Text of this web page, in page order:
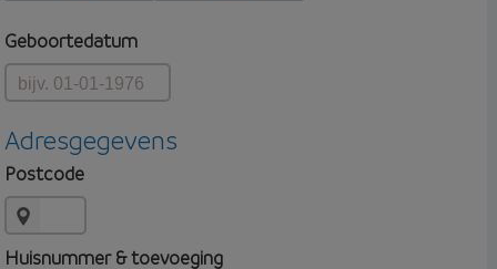
Geboortedatum
Adresgegevens
Postcode
Huisnummer & toevoeging